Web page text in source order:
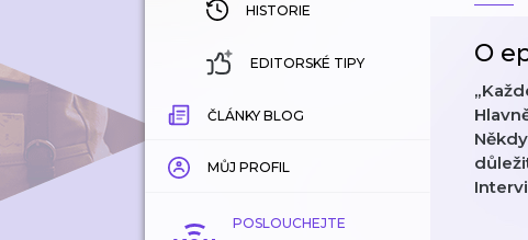
HISTORIE
EDITORSKÉ TIPY
ČLÁNKY BLOG
MŮJ PROFIL
POSLOUCHEJTE
O